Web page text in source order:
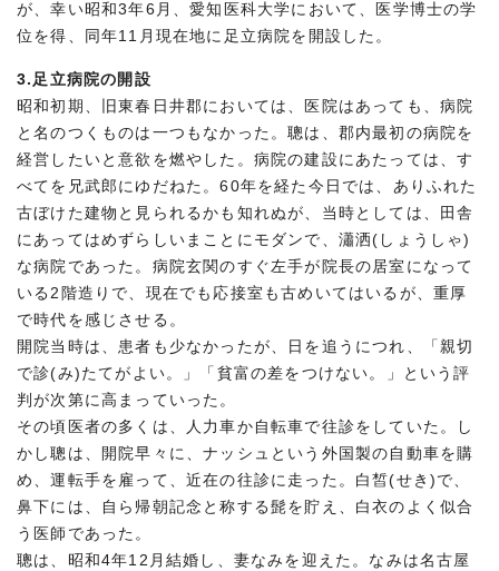
が、幸い昭和3年6月、愛知医科大学において、医学博士の学
位を得、同年11月現在地に足立病院を開設した。
3.足立病院の開設
昭和初期、旧東春日井郡においては、医院はあっても、病院
と名のつくものは一つもなかった。聰は、郡内最初の病院を
経営したいと意欲を燃やした。病院の建設にあたっては、す
べてを兄武郎にゆだねた。60年を経た今日では、ありふれた
古ぼけた建物と見られるかも知れぬが、当時としては、田舎
にあってはめずらしいまことにモダンで、瀟洒(しょうしゃ)
な病院であった。病院玄関のすぐ左手が院長の居室になって
いる2階造りで、現在でも応接室も古めいてはいるが、重厚
で時代を感じさせる。
開院当時は、患者も少なかったが、日を追うにつれ、「親切
で診(み)たてがよい。」「貧富の差をつけない。」という評
判が次第に高まっていった。
その頃医者の多くは、人力車か自転車で往診をしていた。し
かし聰は、開院早々に、ナッシュという外国製の自動車を購
め、運転手を雇って、近在の往診に走った。白皙(せき)で、
鼻下には、自ら帰朝記念と称する髭を貯え、白衣のよく似合
う医師であった。
聰は、昭和4年12月結婚し、妻なみを迎えた。なみは名古屋